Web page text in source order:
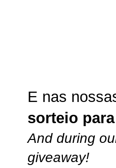
E nas
sorteio
And during
giveaway!